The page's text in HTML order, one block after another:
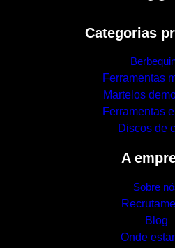
Categorias
Ferramentas
Martelos
Ferramentas
Discos de
A
Sobre
Blog
Onde